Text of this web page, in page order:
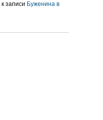
к записи Буженина в